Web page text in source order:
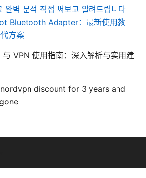
벽 분석 직접 써보고 알려드립니다
Bluetooth Adapter：最新使用教
方案
VPN 使用指南：深入解析与实用建
discount for 3 years and